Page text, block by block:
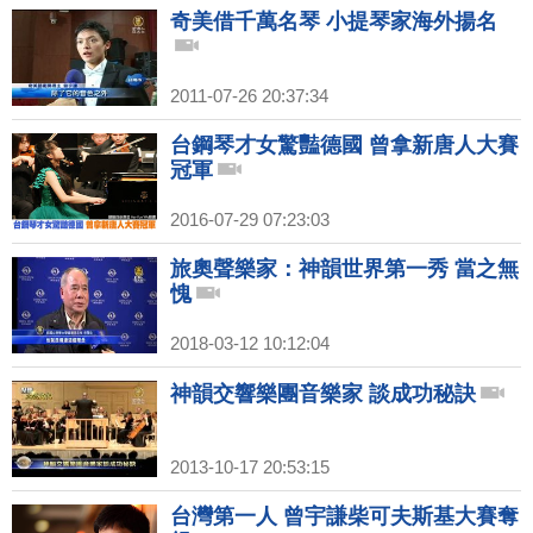
奇美借千萬名琴 小提琴家海外揚名
2011-07-26 20:37:34
台鋼琴才女驚豔德國 曾拿新唐人大賽
冠軍
2016-07-29 07:23:03
旅奧聲樂家：神韻世界第一秀 當之無
愧
2018-03-12 10:12:04
神韻交響樂團音樂家 談成功秘訣
2013-10-17 20:53:15
台灣第一人 曾宇謙柴可夫斯基大賽奪